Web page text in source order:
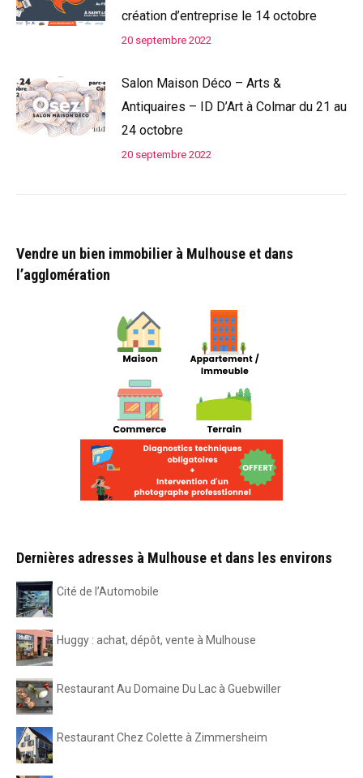
création d’entreprise le 14 octobre
20 septembre 2022
Salon Maison Déco – Arts &
Antiquaires – ID D’Art à Colmar du 21 au
24 octobre
20 septembre 2022
Vendre un bien immobilier à Mulhouse et dans
l’agglomération
Dernières adresses à Mulhouse et dans les environs
Cité de l’Automobile
Huggy : achat, dépôt, vente à Mulhouse
Restaurant Au Domaine Du Lac à Guebwiller
Restaurant Chez Colette à Zimmersheim